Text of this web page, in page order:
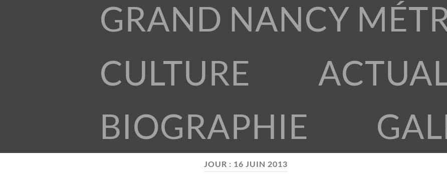
GRAND NANCY
CULTURE
BIOGRAPHIE
JOUR : 16 JUIN 2013